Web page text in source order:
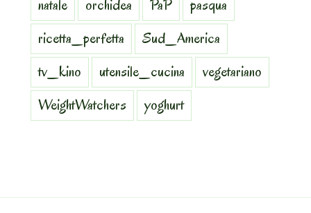
natale
orchidea PaP
pasqua
ricetta_perfetta
Sud_America
tv_kino
utensile_cucina
vegetariano
WeightWatchers
yoghurt